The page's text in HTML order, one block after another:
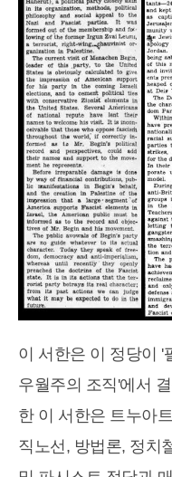
이 서한은 이 정당이 '
우월주의 조직'에서
한 이 서한은 트누아
직노선, 방법론, 정치